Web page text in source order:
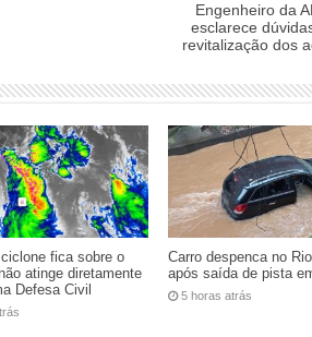
Engenheiro da
esclarece
revitalização dos
fica sobre o
atinge diretamente
Defesa Civil
Carro despenca no
após saída de pista
5 horas atrás